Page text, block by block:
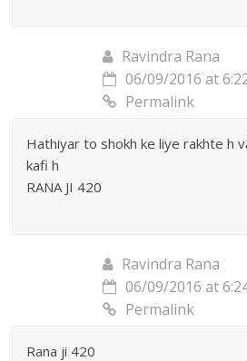
Ravindra Rana
06/09/2016 at
Permalink
Hathiyar to shokh ke liye rakhte h
kafi h
RANA JI 420
Ravindra Rana
06/09/2016 at
Permalink
Rana ji 420